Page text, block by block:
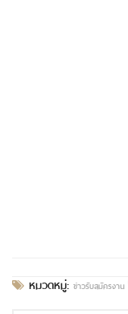
หมวดหมู่: ข่าวรับสมัครงาน